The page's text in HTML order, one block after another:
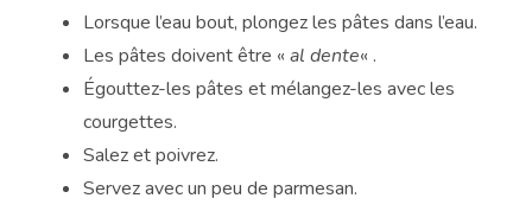
Lorsque l’eau bout, plongez les pâtes dans l’eau.
Les pâtes doivent être « al dente« .
Égouttez-les pâtes et mélangez-les avec les
courgettes.
Salez et poivrez.
Servez avec un peu de parmesan.